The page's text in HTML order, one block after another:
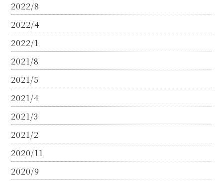
2022/8
2022/4
2022/1
2021/8
2021/5
2021/4
2021/3
2021/2
2020/11
2020/9